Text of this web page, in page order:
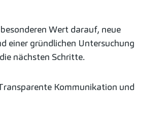
besonderen Wert darauf, neue
einer gründlichen Untersuchung
nächsten Schritte.
Kommunikation und